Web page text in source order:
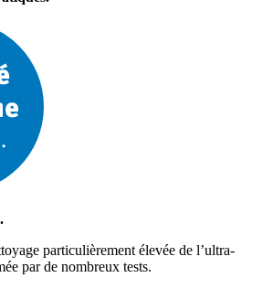
particulièrement élevée de l’ultra-
par de nombreux tests.